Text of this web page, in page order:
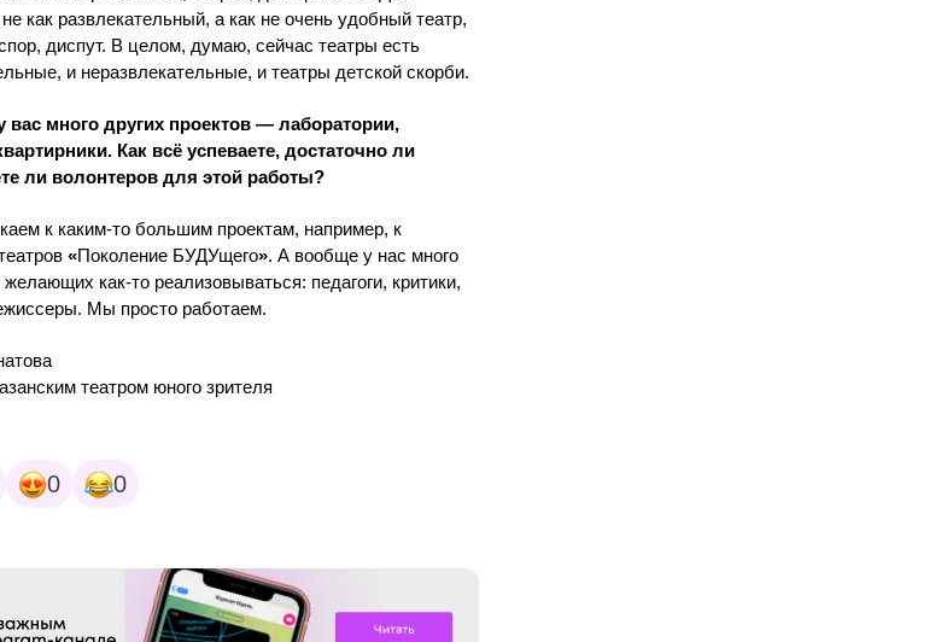
как развлекательный, а как не очень удобный театр,
диспут. В целом, думаю, сейчас театры есть
и неразвлекательные, и театры детской скорби.
вас много других проектов — лаборатории,
Как всё успеваете, достаточно ли
ли волонтеров для этой работы?
к каким-то большим проектам, например, к
«Поколение БУДУщего». А вообще у нас много
как-то реализовываться: педагоги, критики,
Мы просто работаем.
театром юного зрителя
0 0